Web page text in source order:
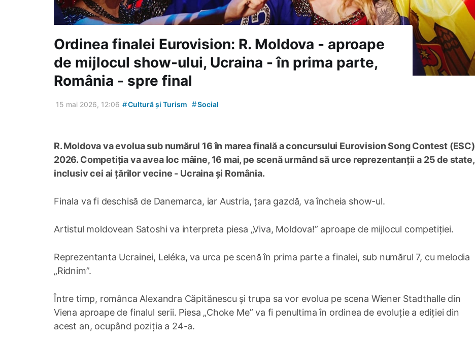
Ordinea finalei Eurovision: R. Moldova - aproape
de mijlocul show-ului, Ucraina - în prima parte,
România - spre final
15 mai 2026, 12:06 #Cultură și Turism #Social
R. Moldova va evolua sub numărul 16 în marea finală a concursului Eurovision Song Contest (ESC)
2026. Competiția va avea loc mâine, 16 mai, pe scenă urmând să urce reprezentanții a 25 de state,
inclusiv cei ai țărilor vecine - Ucraina și România.
Finala va fi deschisă de Danemarca, iar Austria, țara gazdă, va încheia show-ul.
Artistul moldovean Satoshi va interpreta piesa „Viva, Moldova!” aproape de mijlocul competiției.
Reprezentanta Ucrainei, Leléka, va urca pe scenă în prima parte a finalei, sub numărul 7, cu melodia
„Ridnim”.
Între timp, românca Alexandra Căpitănescu și trupa sa vor evolua pe scena Wiener Stadthalle din
Viena aproape de finalul serii. Piesa „Choke Me” va fi penultima în ordinea de evoluție a ediției din
acest an, ocupând poziția a 24-a.